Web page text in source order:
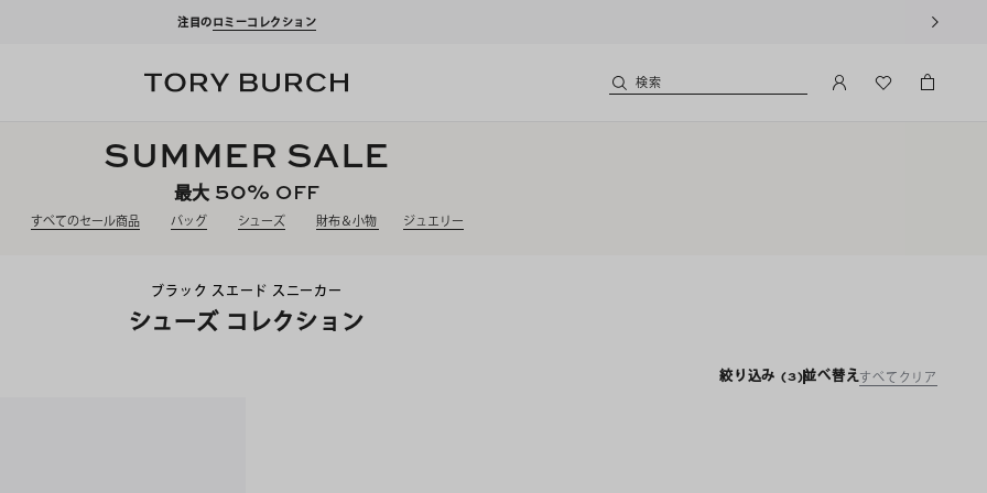
注目のロミーコレクション
検索
SUMMER SALE
最大 50% OFF
すべてのセール商品 バッグ シューズ 財布＆小物 ジュエリー
ブラック スエード スニーカー
シューズ コレクション
絞り込み (3)並べ替えすべてクリア